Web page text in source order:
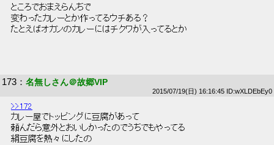
ところでおまえらんちで
変わったカレーとか作ってるウチある？
たとえばオカンのカレーにはチクワが入ってるとか
173 ： 名無しさん＠故郷VIP
2015/07/19(日) 16:16:45 ID:wXLDEbEy0
>>172
カレー屋でトッピングに豆腐があって
頼んだら意外とおいしかったのでうちでもやってる
絹豆腐を熱々にしたの